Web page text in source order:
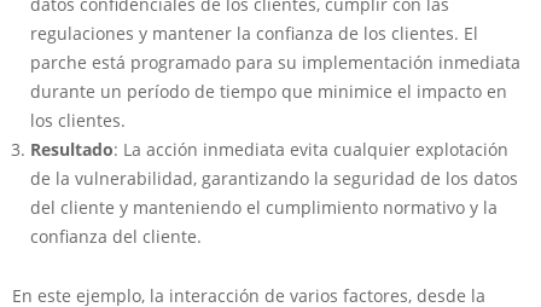
regulaciones y mantener la confianza de los clientes. El
parche está programado para su implementación inmediata
durante un período de tiempo que minimice el impacto en
los clientes.
Resultado: La acción inmediata evita cualquier explotación
de la vulnerabilidad, garantizando la seguridad de los datos
del cliente y manteniendo el cumplimiento normativo y la
confianza del cliente.
En este ejemplo, la interacción de varios factores, desde la